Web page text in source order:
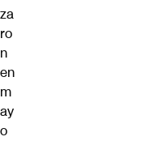
za
ro
n
en
m
ay
o